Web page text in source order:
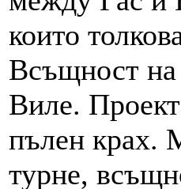
които
Всъщност на
Виле.
пълен крах.
турне,